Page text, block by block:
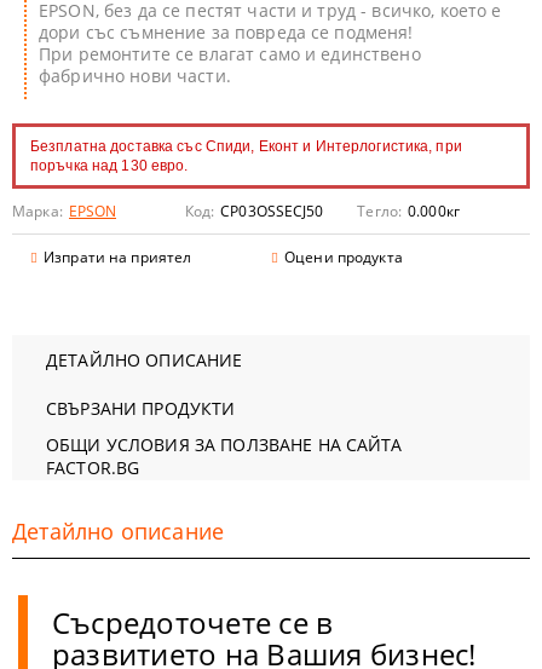
EPSON, без да се пестят части и труд - всичко, което е
дори със съмнение за повреда се подменя!
При ремонтите се влагат само и единствено
фабрично нови части.
Безплатна доставка със Спиди, Еконт и Интерлогистика, при
поръчка над 130 евро.
Марка: EPSON Код: CP03OSSECJ50 Тегло: 0.000кг
Изпрати на приятел Оцени продукта
ДЕТАЙЛНО ОПИСАНИЕ
СВЪРЗАНИ ПРОДУКТИ
ОБЩИ УСЛОВИЯ ЗА ПОЛЗВАНЕ НА САЙТА
FACTOR.BG
Детайлно описание
Съсредоточете се в
развитието на Вашия бизнес!